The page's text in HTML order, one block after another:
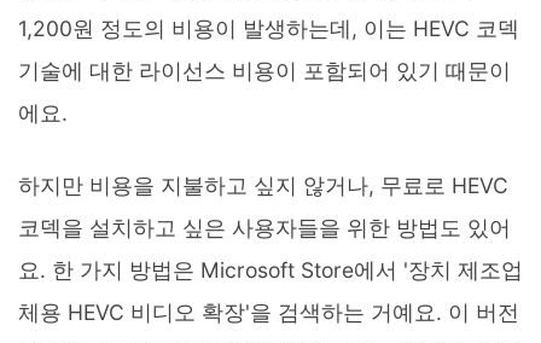
1,200원 정도의 비용이 발생하는데, 이는 HEVC 코덱
기술에 대한 라이선스 비용이 포함되어 있기 때문이
에요.
하지만 비용을 지불하고 싶지 않거나, 무료로 HEVC
코덱을 설치하고 싶은 사용자들을 위한 방법도 있어
요. 한 가지 방법은 Microsoft Store에서 '장치 제조업
체용 HEVC 비디오 확장'을 검색하는 거예요. 이 버전